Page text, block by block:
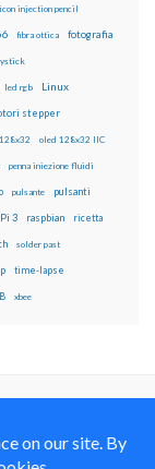
injection pencil
fibra ottica fotografia
led rgb Linux
stepper
oled 128x32 IIC
penna iniezione fluidi
pulsante pulsanti
3 raspbian ricetta
solder past
time-lapse
xbee